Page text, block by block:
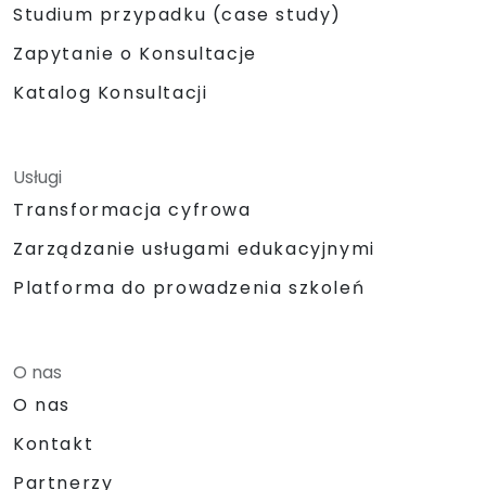
Studium przypadku (case study)
Zapytanie o Konsultacje
Katalog Konsultacji
Usługi
Transformacja cyfrowa
Zarządzanie usługami edukacyjnymi
Platforma do prowadzenia szkoleń
O nas
O nas
Kontakt
Partnerzy